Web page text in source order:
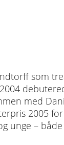
som
med
2005
unge – både